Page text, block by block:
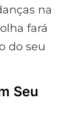
na
fará
do seu
Seu